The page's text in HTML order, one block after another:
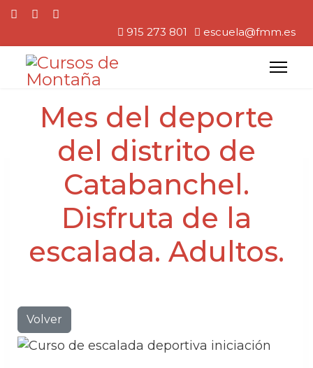
915 273 801 escuela@fmm.es
Mes del deporte
del distrito de
Catabanchel.
Disfruta de la
escalada. Adultos.
Volver